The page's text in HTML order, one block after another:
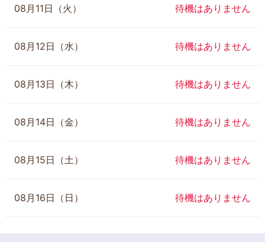
08月11日（火） 待機はありません
08月12日（水） 待機はありません
08月13日（木） 待機はありません
08月14日（金） 待機はありません
08月15日（土） 待機はありません
08月16日（日） 待機はありません